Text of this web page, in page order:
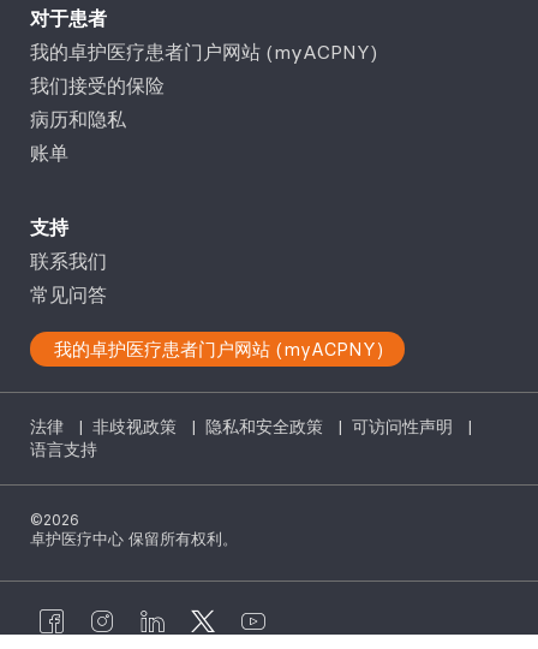
对于患者
我的卓护医疗患者门户网站 (myACPNY)
我们接受的保险
病历和隐私
账单
支持
联系我们
常见问答
我的卓护医疗患者门户网站 (myACPNY)
法律 | 非歧视政策 | 隐私和安全政策 | 可访问性声明
|
语言支持
©2026
卓护医疗中心 保留所有权利。